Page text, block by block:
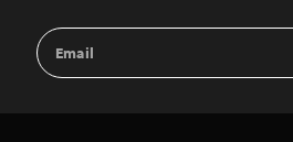
Email
Address